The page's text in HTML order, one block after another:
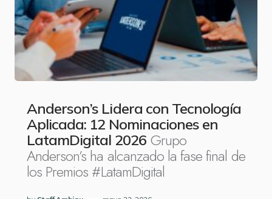
Anderson’s Lidera con Tecnología
Aplicada: 12 Nominaciones en
LatamDigital 2026 Grupo
Anderson’s ha alcanzado la fase final de
los Premios #LatamDigital